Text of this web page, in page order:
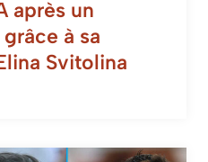
après un
à sa
Svitolina